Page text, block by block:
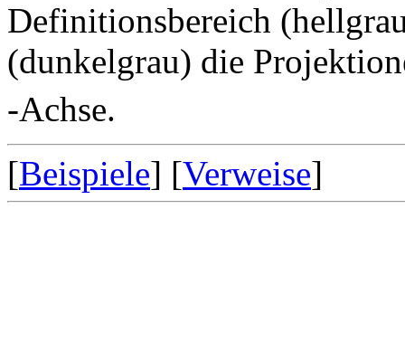
Definitionsbereich
(dunkelgrau) die
-Achse.
[Beispiele] [Verweise]